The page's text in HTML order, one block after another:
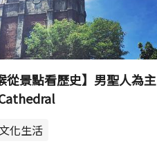
從景點看歷史】男聖人為主
化生活